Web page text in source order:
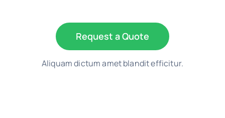
Request a Quote
Aliquam dictum amet blandit efficitur.